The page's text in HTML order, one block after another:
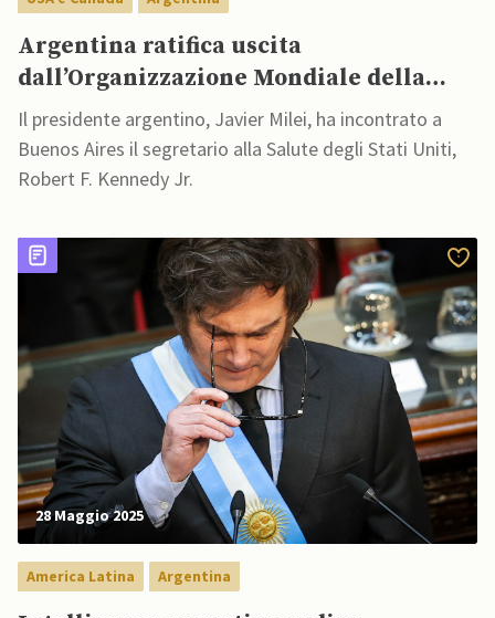
Argentina ratifica uscita
dall’Organizzazione Mondiale della
Sanità
Il presidente argentino, Javier Milei, ha incontrato a
Buenos Aires il segretario alla Salute degli Stati Uniti,
Robert F. Kennedy Jr.
28 Maggio 2025
America Latina Argentina